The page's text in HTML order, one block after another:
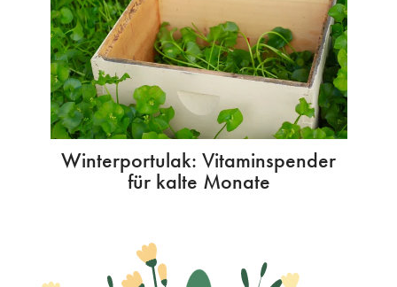
Winterportulak: Vitaminspender
für kalte Monate